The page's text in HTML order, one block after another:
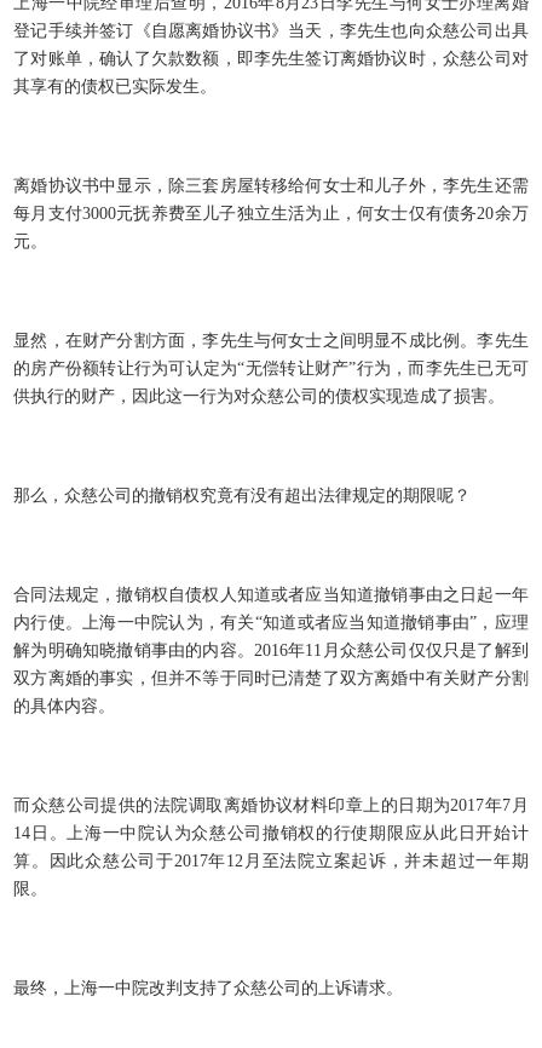
登记手续并签订《自愿离婚协议书》当天，李先生也向众慈公司出具
了对账单，确认了欠款数额，即李先生签订离婚协议时，众慈公司对
其享有的债权已实际发生。
离婚协议书中显示，除三套房屋转移给何女士和儿子外，李先生还需
每月支付3000元抚养费至儿子独立生活为止，何女士仅有债务20余万
元。
显然，在财产分割方面，李先生与何女士之间明显不成比例。李先生
的房产份额转让行为可认定为“无偿转让财产”行为，而李先生已无可
供执行的财产，因此这一行为对众慈公司的债权实现造成了损害。
那么，众慈公司的撤销权究竟有没有超出法律规定的期限呢？
合同法规定，撤销权自债权人知道或者应当知道撤销事由之日起一年
内行使。上海一中院认为，有关“知道或者应当知道撤销事由”，应理
解为明确知晓撤销事由的内容。2016年11月众慈公司仅仅只是了解到
双方离婚的事实，但并不等于同时已清楚了双方离婚中有关财产分割
的具体内容。
而众慈公司提供的法院调取离婚协议材料印章上的日期为2017年7月
14日。上海一中院认为众慈公司撤销权的行使期限应从此日开始计
算。因此众慈公司于2017年12月至法院立案起诉，并未超过一年期
限。
最终，上海一中院改判支持了众慈公司的上诉请求。